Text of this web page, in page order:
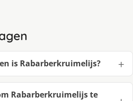
is Rabarberkruimelijs?
Rabarberkruimelijs te